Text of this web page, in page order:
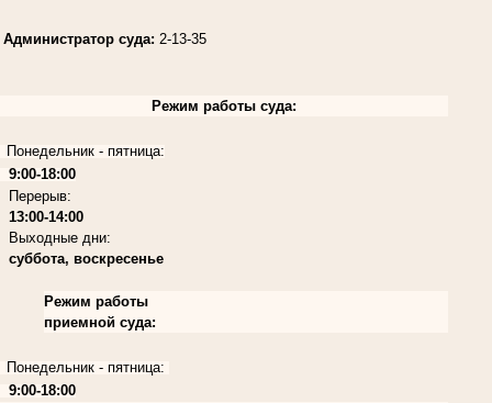
Администратор суда: 2-13-35
Режим работы суда:
Понедельник - пятница:
9:00-18:00
Перерыв:
13:00-14:00
Выходные дни:
суббота, воскресенье
Режим работы
приемной суда:
Понедельник - пятница:
9:00-18:00